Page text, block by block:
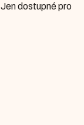
Jen dostupné pro